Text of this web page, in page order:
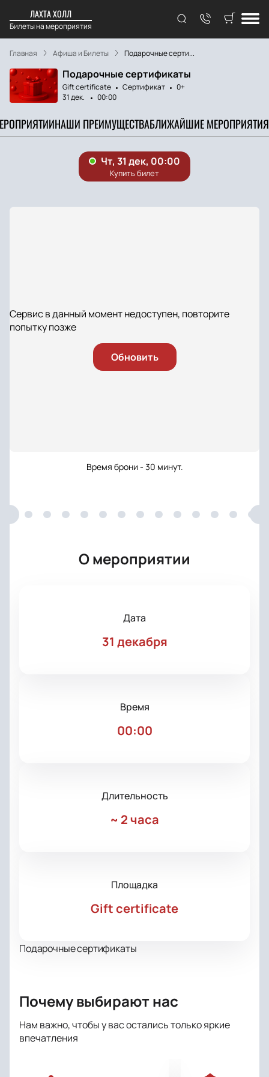
ЛАХТА ХОЛЛ
Билеты на мероприятия
Главная Афиша и Билеты Подарочные серти...
Подарочные сертификаты
Gift certificate Сертификат
0+
31 дек.
00:00
НАШИ ПРЕИМУЩЕСТВАБЛИЖАЙШИЕ МЕРОПРИЯТИЯ
Сервис в данный момент недоступен, повторите
попытку позже
Обновить
Время брони - 30 минут.
О мероприятии
Дата
31 декабря
Время
00:00
Длительность
~ 2 часа
Площадка
Gift certificate
Подарочные сертификаты
Почему выбирают нас
Нам важно, чтобы у вас остались только яркие
впечатления